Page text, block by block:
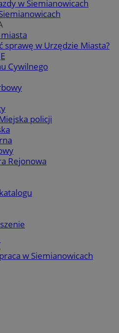
w Siemianowicach
sprawę w Urzędzie Miasta?
Cywilnego
policji
Rejonowa
w Siemianowicach